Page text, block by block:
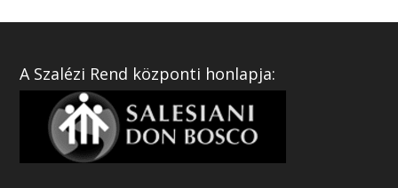
A Szalézi Rend központi honlapja: